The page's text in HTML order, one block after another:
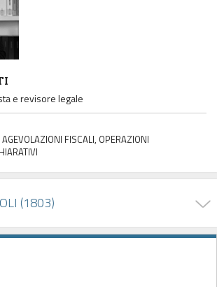
e revisore legale
FISCALI, OPERAZIONI
(1803)